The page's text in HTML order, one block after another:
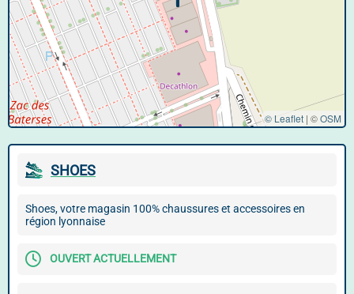
© Leaflet | ©OSM
SHOES
Shoes, votre magasin 100% chaussures et accessoires en
région lyonnaise
OUVERT ACTUELLEMENT